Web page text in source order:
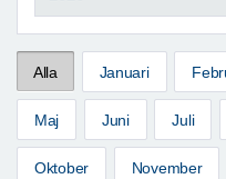
Alla Januari
Maj Juni Juli
Oktober November